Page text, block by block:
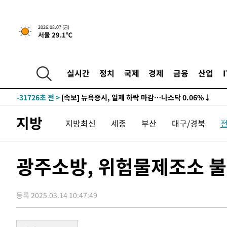
2026.08.07 (금)
서울 29.1℃
실시간 정치 국제 경제 금융 산업
-31726초 전 > [속보] 뉴욕증시, 일제 하락 마감…나스닥 0.06%↓
지방 지방최신 세종 부산 대구/경북
광주소방, 위험물제조소
등록 2025.03.14 10:47:49